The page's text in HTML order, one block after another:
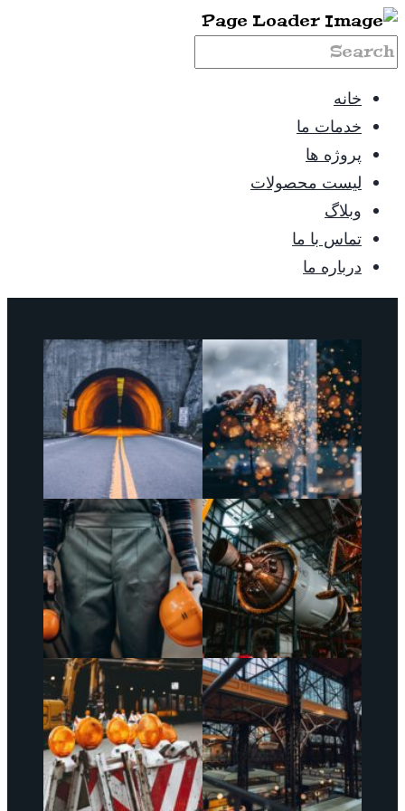
خانه
خدمات ما
پروژه ها
لیست محصولات
وبلاگ
تماس با ما
درباره ما